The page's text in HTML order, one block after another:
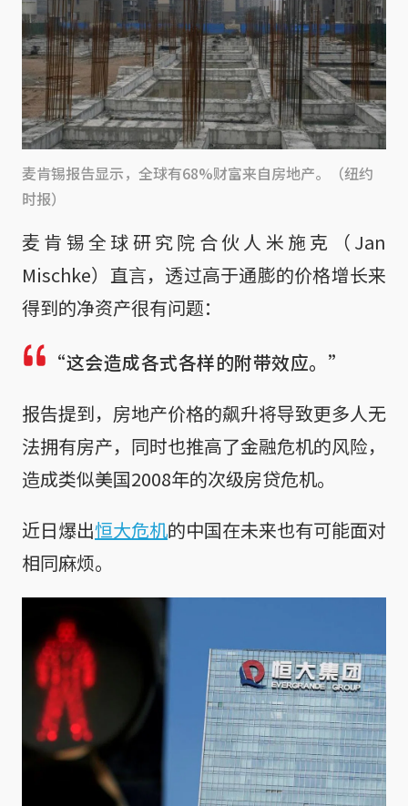
麦肯锡报告显示，全球有68%财富来自房地产。（纽约
时报）
麦肯锡全球研究院合伙人米施克（Jan
Mischke）直言，透过高于通膨的价格增长来
得到的净资产很有问题：
“这会造成各式各样的附带效应。”
报告提到，房地产价格的飙升将导致更多人无
法拥有房产，同时也推高了金融危机的风险，
造成类似美国2008年的次级房贷危机。
近日爆出恒大危机的中国在未来也有可能面对
相同麻烦。